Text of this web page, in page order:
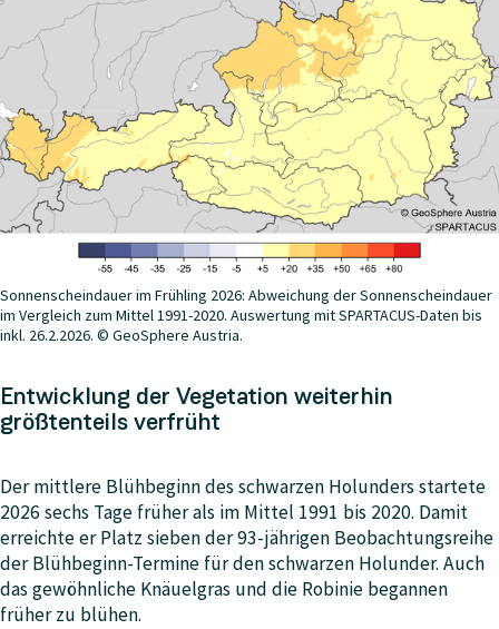
Sonnenscheindauer im Frühling 2026: Abweichung der Sonnenscheindauer
im Vergleich zum Mittel 1991-2020. Auswertung mit SPARTACUS-Daten bis
inkl. 26.2.2026. © GeoSphere Austria.
Entwicklung der Vegetation weiterhin
größtenteils verfrüht
Der mittlere Blühbeginn des schwarzen Holunders startete
2026 sechs Tage früher als im Mittel 1991 bis 2020. Damit
erreichte er Platz sieben der 93-jährigen Beobachtungsreihe
der Blühbeginn-Termine für den schwarzen Holunder. Auch
das gewöhnliche Knäuelgras und die Robinie begannen
früher zu blühen.